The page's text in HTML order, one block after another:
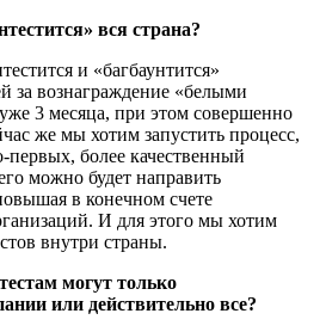
вся страна?
и «багбаунтится»
за вознаграждение «белыми
3 месяца, при этом совершенно
же мы хотим запустить процесс,
первых, более качественный
можно будет направить
в конечном счете
И для этого мы хотим
внутри страны.
могут только
или действительно все?